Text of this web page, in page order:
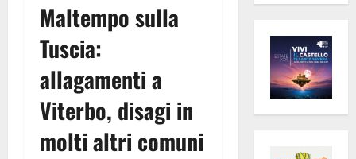
Maltempo sulla
Tuscia:
allagamenti a
Viterbo, disagi in
molti altri comuni